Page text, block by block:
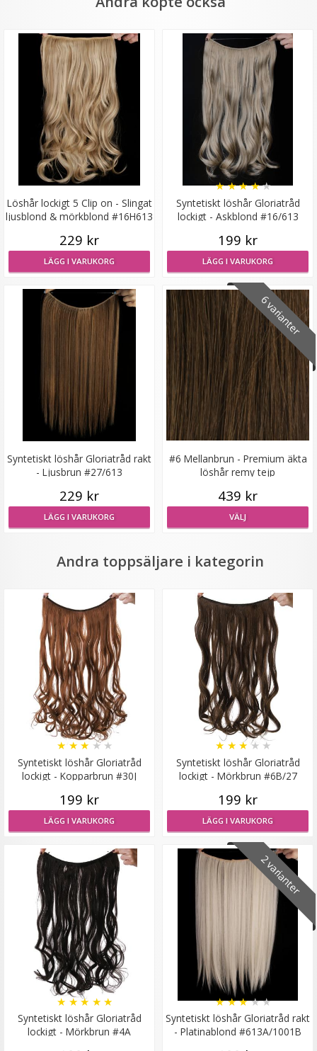
Mizzy Tangler brush - Rosa
★ ★
LÄGG I VARUKORG
Mizzy Tangler brush - Leopardmönster brun
★★ ★
LÄGG I VARUKORG
Syntetiskt löshår Gloriatråd rakt - Mellanbrun #10
Löslugg clip-on syntetiskt löshår - Snedlugg
★ ★★
Löshår lockigt 5 Clip on - Slingat
ljusblond & mörkblond #16H613
229 kr
LÄGG I VARUKORG
Syntetiskt löshår Gloriatråd
lockigt - Askblond #16/613
★★★★★
199 kr
LÄGG I VARUKORG
Syntetiskt löshår Gloriatråd rakt
- Ljusbrun #27/613
229 kr
LÄGG I VARUKORG
6 varianter
#6 Mellanbrun - Premium äkta
löshår remy tejp
439 kr
VÄLJ
Andra toppsäljare i kategorin
Syntetiskt löshår Gloriatråd
lockigt - Kopparbrun #30J
★ ★ ★ ★★
199 kr
LÄGG I VARUKORG
Syntetiskt löshår Gloriatråd
lockigt - Mörkbrun #6B/27
★ ★ ★ ★ ★
199 kr
LÄGG I VARUKORG
Syntetiskt löshår Gloriatråd
lockigt - Mörkbrun #4A
★ ★ ★ ★ ★
2 varianter
Syntetiskt löshår Gloriatråd rakt
- Platinablond #613A/1001B
★★★★★